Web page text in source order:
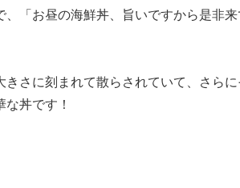
「お昼の海鮮丼、旨いですから是非来
さに刻まれて散らされていて、さら
丼です！